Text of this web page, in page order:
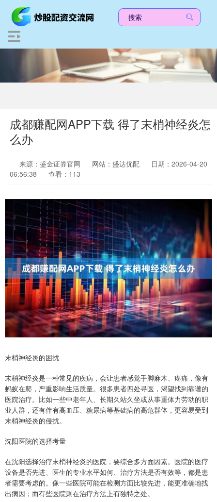
成都赚配网APP下载 得了末梢神经炎怎
么办
来源：盛金证券官网 网站：盛达优配
日期：2026-04-20
06:56:38
查看：113
末梢神经炎的困扰
末梢神经炎是一种常见的疾病，会让患者感觉手脚麻木、疼痛，像有
蚂蚁在爬，严重影响生活质量。很多患者四处寻医，渴望找到靠谱的
医院治疗。比如一些中老年人、长期久站久坐或从事重体力劳动的职
业人群，还有伴有高血压、糖尿病等基础病的高危群体，更容易受到
末梢神经炎的侵扰。
沈阳医院的选择考量
在沈阳选择治疗末梢神经炎的医院，要综合多方面因素。医院的医疗
设备是否先进、医生的专业水平如何、治疗方法是否有效等，都是患
者需要考虑的。像一些医院可能在检测方面比较先进，能更准确地找
出病因；而有些医院则在治疗方法上有独特之处。